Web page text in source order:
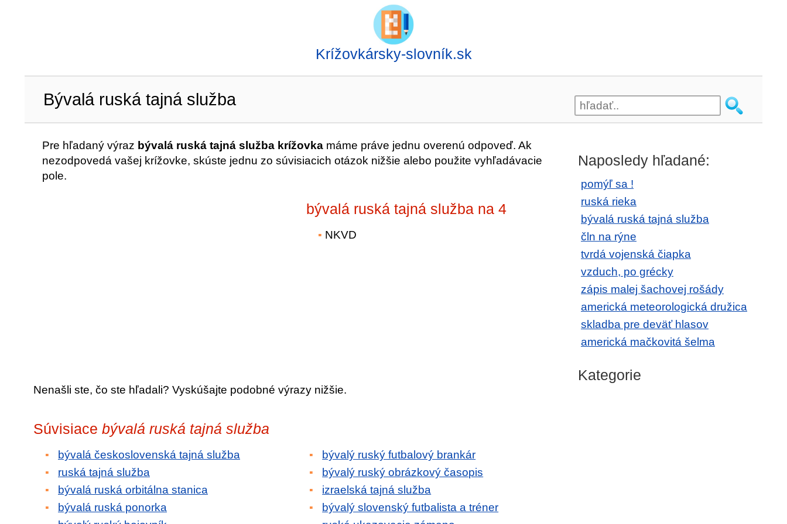
Krížovkársky-slovník.sk
Bývalá ruská tajná služba
Pre hľadaný výraz bývalá ruská tajná služba krížovka máme práve jednu overenú odpoveď. Ak
nezodpovedá vašej krížovke, skúste jednu zo súvisiacich otázok nižšie alebo použite vyhľadávacie
pole.
bývalá ruská tajná služba na 4
NKVD
Nenašli ste, čo ste hľadali? Vyskúšajte podobné výrazy nižšie.
Súvisiace bývalá ruská tajná služba
bývalá československá tajná služba
ruská tajná služba
bývalá ruská orbitálna stanica
bývalá ruská ponorka
bývalý ruský futbalový brankár
bývalý ruský obrázkový časopis
izraelská tajná služba
bývalý slovenský futbalista a tréner
Naposledy hľadané:
pomýľ sa !
ruská rieka
bývalá ruská tajná služba
čln na rýne
tvrdá vojenská čiapka
vzduch, po grécky
zápis malej šachovej rošády
americká meteorologická družica
skladba pre deväť hlasov
americká mačkovitá šelma
Kategorie